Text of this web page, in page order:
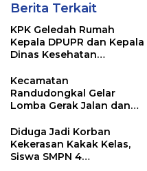
Berita Terkait
KPK Geledah Rumah
Kepala DPUPR dan Kepala
Dinas Kesehatan
Kecamatan
Randudongkal Gelar
Lomba Gerak Jalan dan
HUT RI ke-81
Diduga Jadi Korban
Kekerasan Kakak Kelas,
Siswa SMPN 4